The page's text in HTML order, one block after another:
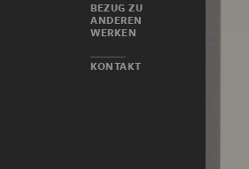
BEZUG ZU
ANDEREN
WERKEN
KONTAKT